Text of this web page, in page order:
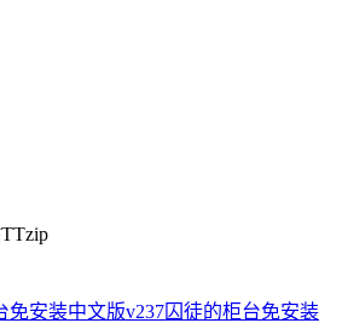
免安装中文版v237囚徒的柜台免安装